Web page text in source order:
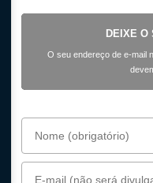
DEIXE O
O seu endereço de e-mail